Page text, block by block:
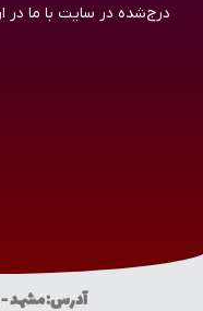
درج‌شده در سایت با ما در
آدرس: مشهد -